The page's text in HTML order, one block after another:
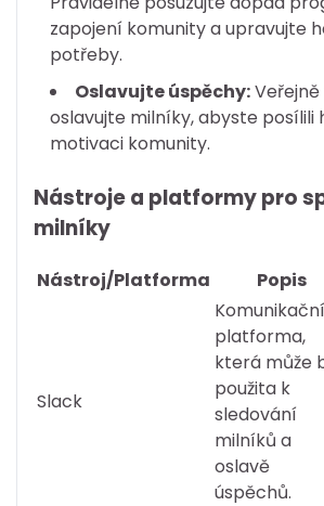
zapojení komunity a upravujte
potřeby.
Oslavujte úspěchy:
oslavujte milníky, abyste posílili
motivaci komunity.
Nástroje a platformy pro
milníky
Nástroj/Platforma Popis
Slack
Komunikační
platforma,
která může
použita k
sledování
milníků a
oslavě
úspěchů.